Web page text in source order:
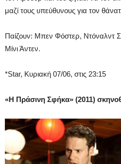
μαζί τους υπεύθυνους για τον
Παίζουν: Μπεν Φόστερ, Ντόναλντ
Μίνι Άντεν.
*Star, Κυριακή 07/06, στις 23:15
«Η Πράσινη Σφήκα» (2011)